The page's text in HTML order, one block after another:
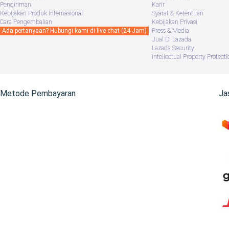
Pengiriman
Kebijakan Produk Internasional
Cara Pengembalian
Ada pertanyaan? Hubungi kami di live chat (24 Jam)
Karir
Syarat & Ketentuan
Kebijakan Privasi
Press & Media
Jual Di Lazada
Lazada Security
Intellectual Property
Metode Pembayaran